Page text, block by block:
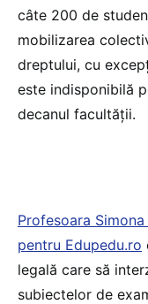
câte 200 de
mobilizarea
dreptului, cu
este indisponibilă
decanul facultății.
Profesoara
pentru Edupedu.ro
legală care să
subiectelor de